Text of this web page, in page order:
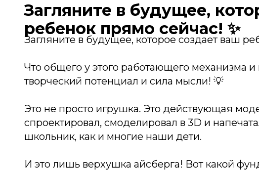
Загляните в будущее,
ребенок прямо сейчас! ✨
Загляните в будущее, которое создает ваш
Что общего у этого работающего механизма
творческий потенциал и сила мысли! 💡
Это не просто игрушка. Это действующая
спроектировал, смоделировал в 3D и
школьник, как и многие наши дети.
И это лишь верхушка айсберга! Вот какой